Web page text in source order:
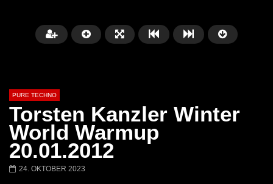
01:31:35
PURE TECHNO
Torsten Kanzler Winter
World Warmup
20.01.2012
24. OKTOBER 2023